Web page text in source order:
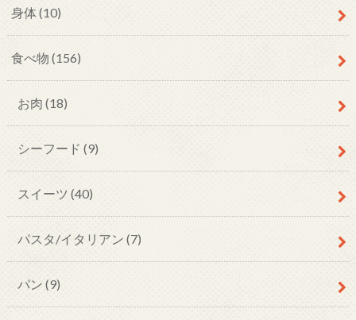
身体 (10)
食べ物 (156)
お肉 (18)
シーフード (9)
スイーツ (40)
パスタ/イタリアン (7)
パン (9)